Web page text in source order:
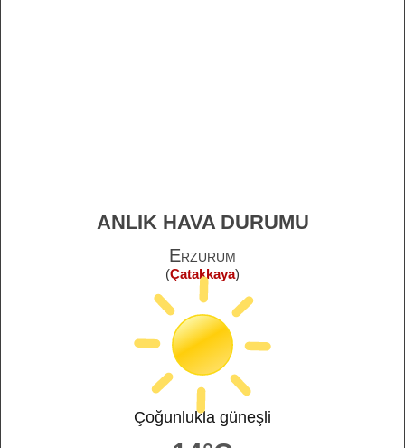
ANLIK HAVA DURUMU
Erzurum
(Çatakkaya)
Çoğunlukla güneşli